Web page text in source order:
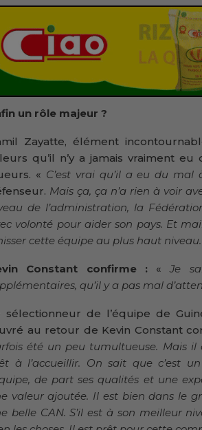
un rôle majeur ?
Zayatte, élément
qu’il n’y a jamais vraiment
« C’est vrai qu’il a eu du mal
Mais ça, ça n’a rien à voir
de l’administration, la
volonté pour aider son pays. Et
cette équipe au plus haut niveau.
Constant confirme :«Je
qu’il y a pas mal
sélectionneur de l’équipe de
au retour de Kevin Constant
été un peu tumultueuse. Mais
à l’accueillir. On sait que c’est
de part ses qualités et une
valeur ajoutée. Il est bien dans le
belle CAN. S’il est à son meilleur